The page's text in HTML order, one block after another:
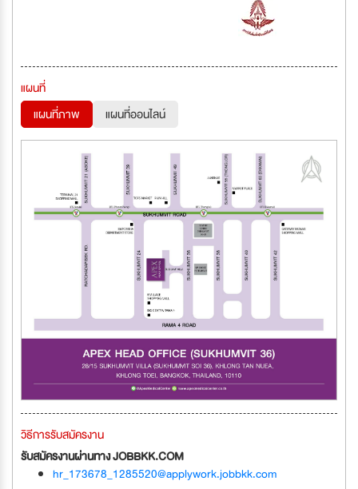
แผนที่
แผนที่ภาพ
แผนที่ออนไลน์
วิธีการรับสมัครงาน
รับสมัครงานผ่านทาง JOBBKK.COM
hr_173678_1285520@applywork.jobbkk.com